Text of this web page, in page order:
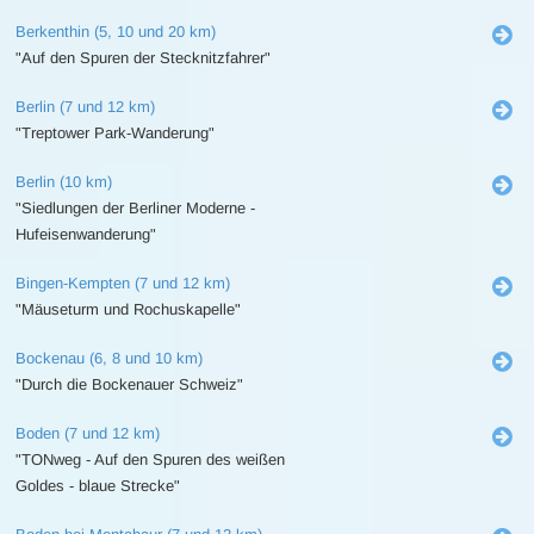
Berkenthin (5, 10 und 20 km)
"Auf den Spuren der Stecknitzfahrer"
Berlin (7 und 12 km)
"Treptower Park-Wanderung"
Berlin (10 km)
"Siedlungen der Berliner Moderne -
Hufeisenwanderung"
Bingen-Kempten (7 und 12 km)
"Mäuseturm und Rochuskapelle"
Bockenau (6, 8 und 10 km)
"Durch die Bockenauer Schweiz"
Boden (7 und 12 km)
"TONweg - Auf den Spuren des weißen
Goldes - blaue Strecke"